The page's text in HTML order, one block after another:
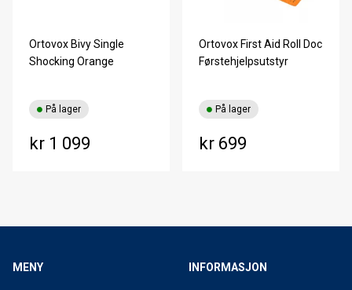
Ortovox Bivy Single
Shocking Orange
kr 1 099
På lager
Ortovox First Aid Roll Doc
Førstehjelpsutstyr
kr 699
På lager
MENY INFORMASJON